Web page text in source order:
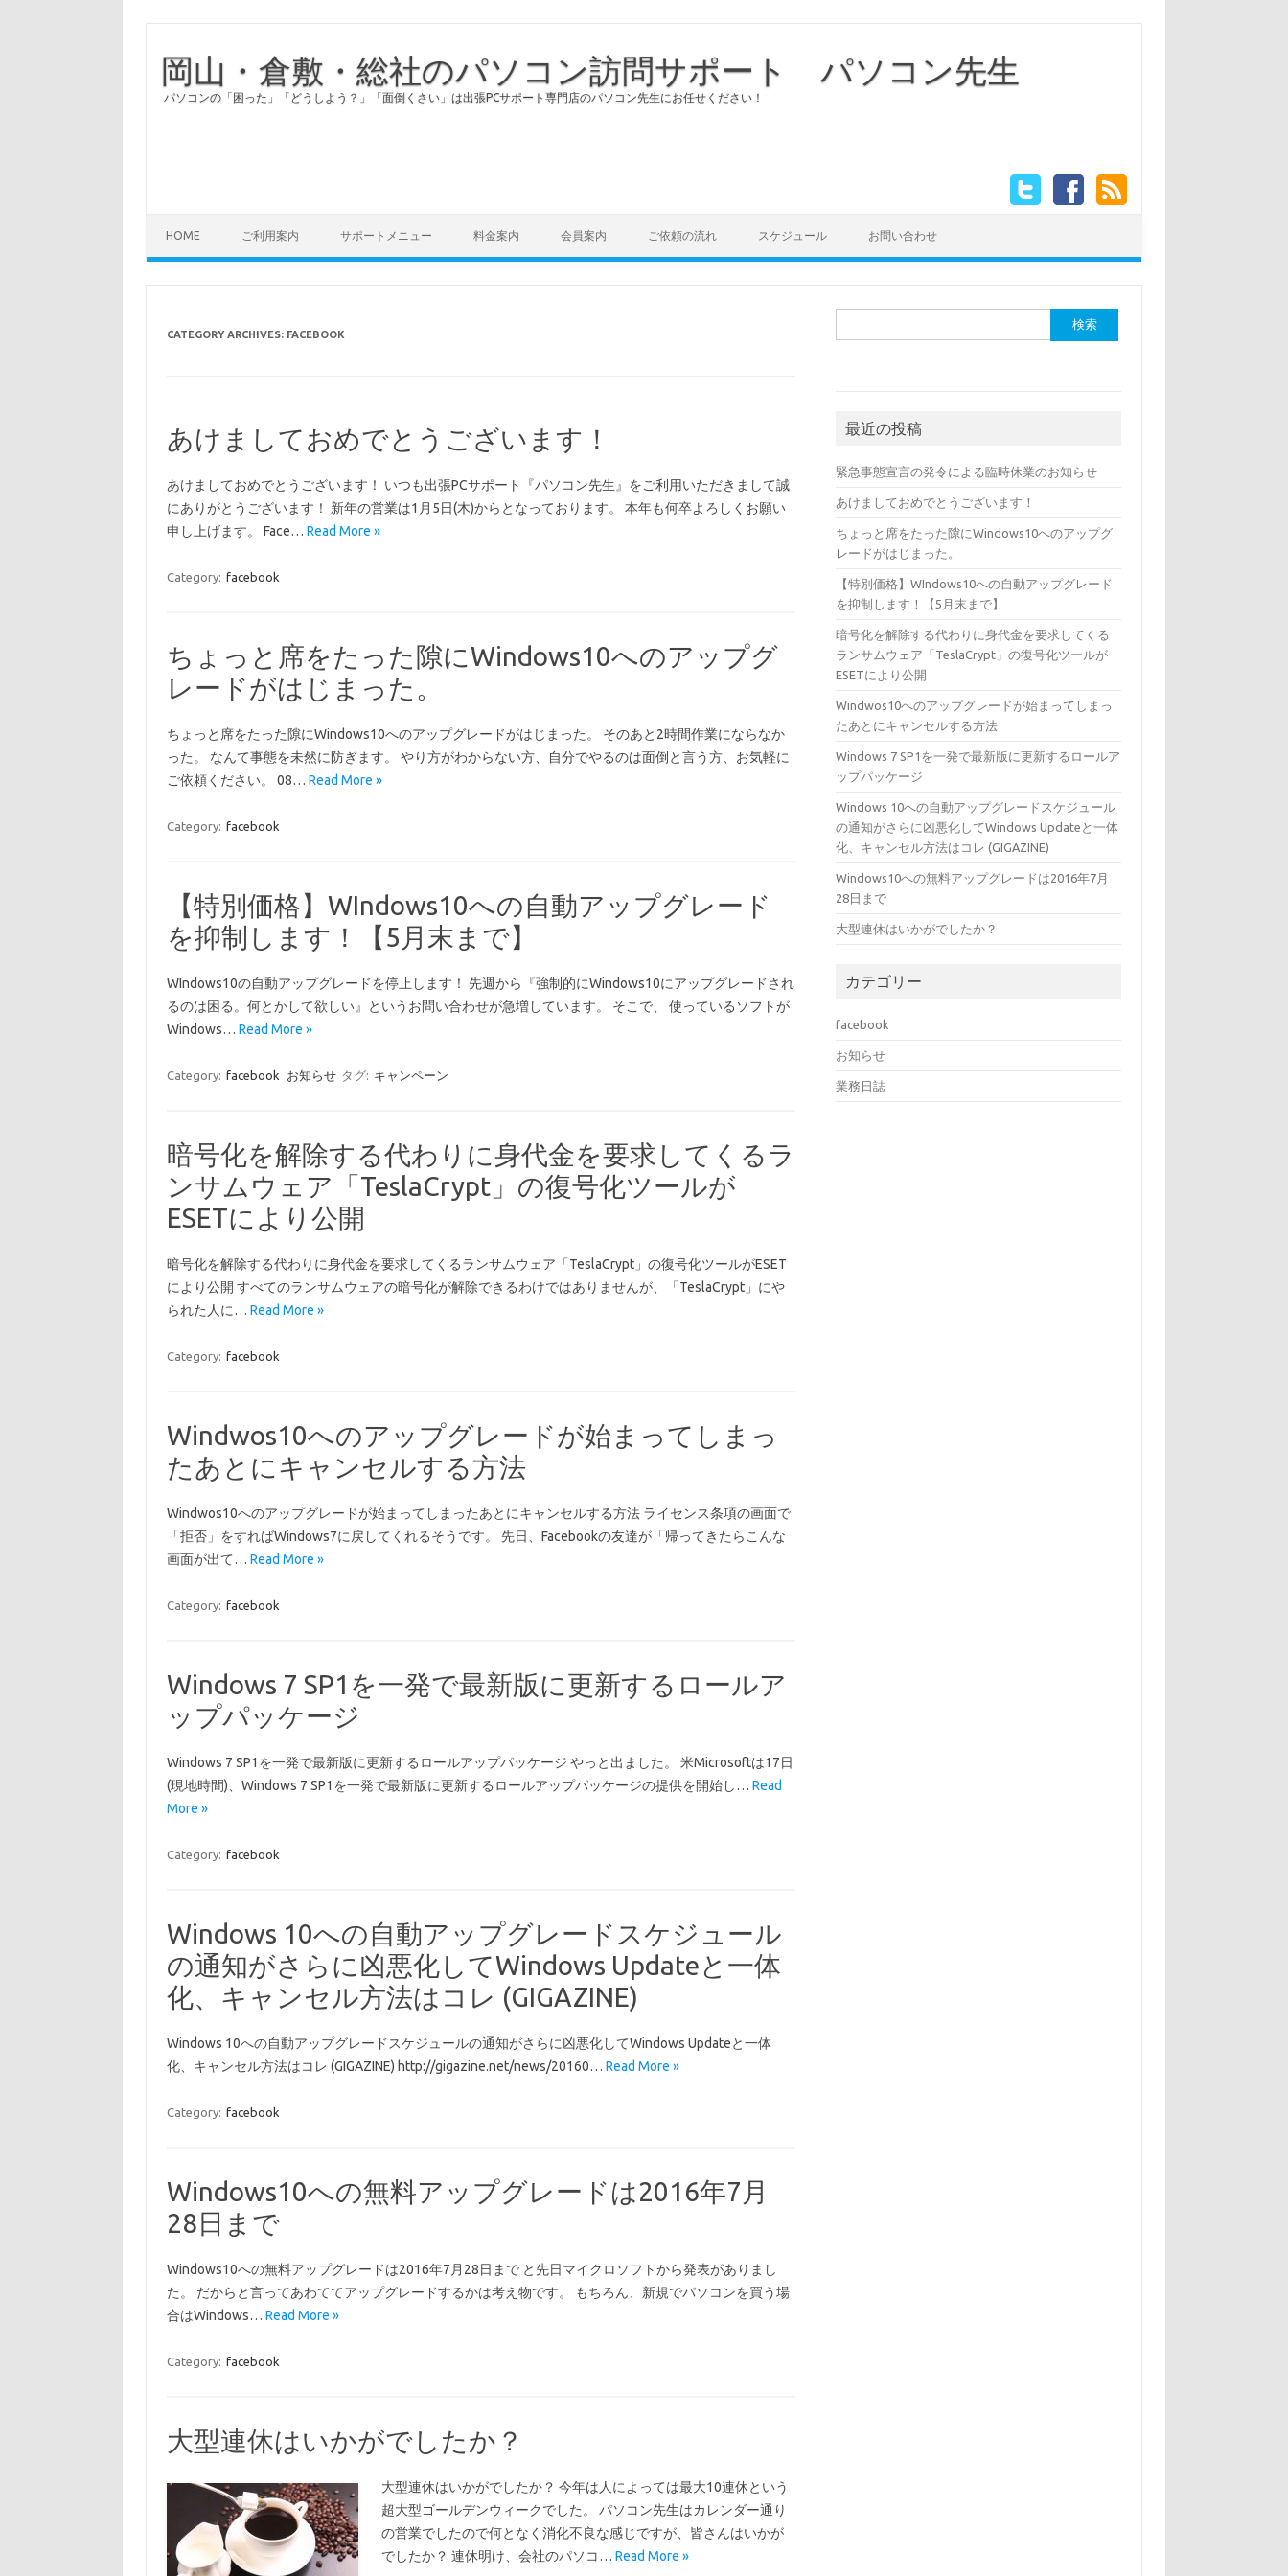
岡山・倉敷・総社のパソコン訪問サポート パソコン先生
パソコンの「困った」「どうしよう？」「面倒くさい」は出張PCサポート専門店のパソコン先生にお任せください！
HOME ご利用案内 サポートメニュー 料金案内 会員案内 ご依頼の流れ スケジュール お問い合わせ
CATEGORY ARCHIVES: FACEBOOK
あけましておめでとうございます！
あけましておめでとうございます！ いつも出張PCサポート『パソコン先生』をご利用いただきまして誠
にありがとうございます！ 新年の営業は1月5日(木)からとなっております。 本年も何卒よろしくお願い
申し上げます。 Face… Read More »
Category: facebook
ちょっと席をたった隙にWindows10へのアップグ
レードがはじまった。
ちょっと席をたった隙にWindows10へのアップグレードがはじまった。 そのあと2時間作業にならなか
った。 なんて事態を未然に防ぎます。 やり方がわからない方、自分でやるのは面倒と言う方、お気軽に
ご依頼ください。 08… Read More »
Category: facebook
【特別価格】WIndows10への自動アップグレード
を抑制します！【5月末まで】
WIndows10の自動アップグレードを停止します！ 先週から『強制的にWindows10にアップグレードされ
るのは困る。何とかして欲しい』というお問い合わせが急増しています。 そこで、 使っているソフトが
Windows… Read More »
Category: facebook お知らせ タグ: キャンペーン
暗号化を解除する代わりに身代金を要求してくるラ
ンサムウェア「TeslaCrypt」の復号化ツールが
ESETにより公開
暗号化を解除する代わりに身代金を要求してくるランサムウェア「TeslaCrypt」の復号化ツールがESET
により公開 すべてのランサムウェアの暗号化が解除できるわけではありませんが、「TeslaCrypt」にや
られた人に… Read More »
Category: facebook
Windwos10へのアップグレードが始まってしまっ
たあとにキャンセルする方法
Windwos10へのアップグレードが始まってしまったあとにキャンセルする方法 ライセンス条項の画面で
「拒否」をすればWindows7に戻してくれるそうです。 先日、Facebookの友達が「帰ってきたらこんな
画面が出て… Read More »
Category: facebook
Windows 7 SP1を一発で最新版に更新するロールア
ップパッケージ
Windows 7 SP1を一発で最新版に更新するロールアップパッケージ やっと出ました。 米Microsoftは17日
(現地時間)、Windows 7 SP1を一発で最新版に更新するロールアップパッケージの提供を開始し… Read
More »
Category: facebook
Windows 10への自動アップグレードスケジュール
の通知がさらに凶悪化してWindows Updateと一体
化、キャンセル方法はコレ (GIGAZINE)
Windows 10への自動アップグレードスケジュールの通知がさらに凶悪化してWindows Updateと一体
化、キャンセル方法はコレ (GIGAZINE) http://gigazine.net/news/20160… Read More »
Category: facebook
Windows10への無料アップグレードは2016年7月
28日まで
Windows10への無料アップグレードは2016年7月28日まで と先日マイクロソフトから発表がありまし
た。 だからと言ってあわててアップグレードするかは考え物です。 もちろん、新規でパソコンを買う場
合はWindows… Read More »
Category: facebook
大型連休はいかがでしたか？
大型連休はいかがでしたか？ 今年は人によっては最大10連休という
超大型ゴールデンウィークでした。 パソコン先生はカレンダー通り
の営業でしたので何となく消化不良な感じですが、皆さんはいかが
でしたか？ 連休明け、会社のパソコ… Read More »
索:
最近の投稿
緊急事態宣言の発令による臨時休業のお知らせ
あけましておめでとうございます！
ちょっと席をたった隙にWindows10へのアップグ
レードがはじまった。
【特別価格】WIndows10への自動アップグレード
を抑制します！【5月末まで】
暗号化を解除する代わりに身代金を要求してくる
ランサムウェア「TeslaCrypt」の復号化ツールが
ESETにより公開
Windwos10へのアップグレードが始まってしまっ
たあとにキャンセルする方法
Windows 7 SP1を一発で最新版に更新するロールア
ップパッケージ
Windows 10への自動アップグレードスケジュール
の通知がさらに凶悪化してWindows Updateと一体
化、キャンセル方法はコレ (GIGAZINE)
Windows10への無料アップグレードは2016年7月
28日まで
大型連休はいかがでしたか？
カテゴリー
facebook
お知らせ
業務日誌